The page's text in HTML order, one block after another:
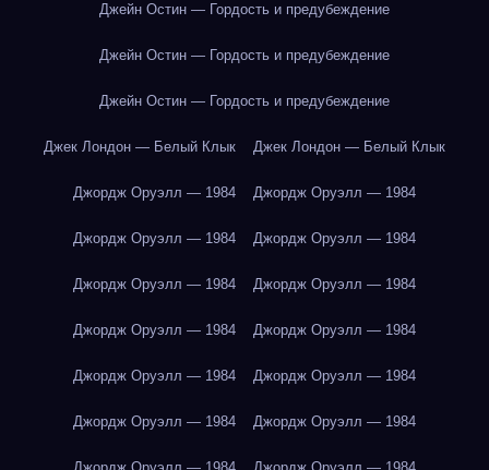
Джейн Остин — Гордость и предубеждение
Джейн Остин — Гордость и предубеждение
Джейн Остин — Гордость и предубеждение
Джек Лондон — Белый Клык Джек Лондон — Белый Клык
Джордж Оруэлл — 1984 Джордж Оруэлл — 1984
Джордж Оруэлл — 1984 Джордж Оруэлл — 1984
Джордж Оруэлл — 1984 Джордж Оруэлл — 1984
Джордж Оруэлл — 1984 Джордж Оруэлл — 1984
Джордж Оруэлл — 1984 Джордж Оруэлл — 1984
Джордж Оруэлл — 1984 Джордж Оруэлл — 1984